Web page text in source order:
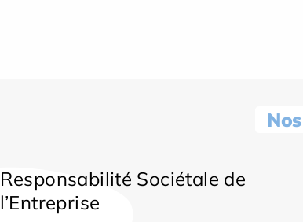
Responsabilité Sociétale de
l’Entreprise